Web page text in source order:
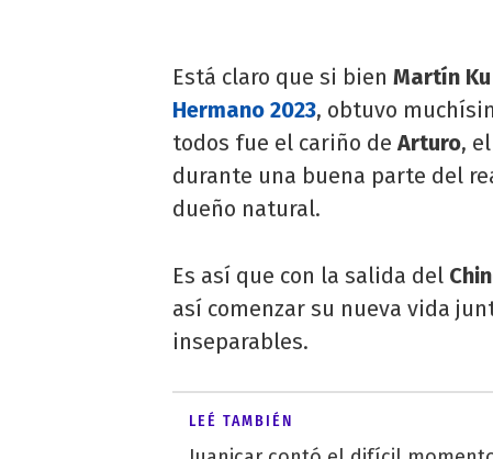
Está claro que si bien Martín Ku
Hermano 2023, obtuvo
todos fue el cariño deArturo,
durante una buena parte del
dueño natural.
Es así que con la salida del
así comenzar su nueva vida
inseparables.
LEÉ TAMBIÉN